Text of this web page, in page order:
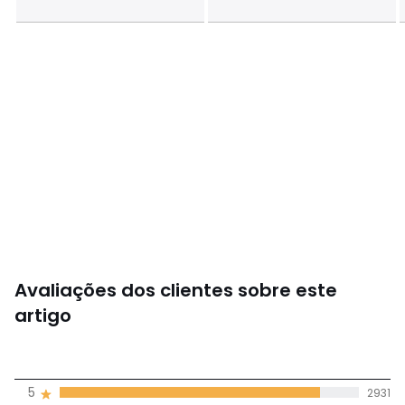
Avaliações dos clientes sobre este
artigo
4,8
(3352)
5 2931